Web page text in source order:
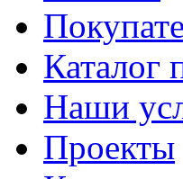
Каталог
Наши
Проекты